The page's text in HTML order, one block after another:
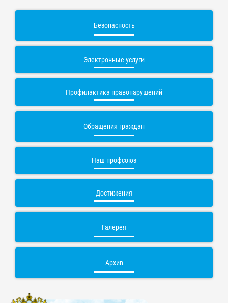
Безопасность
Электронные услуги
Профилактика правонарушений
Обращения граждан
Наш профсоюз
Достижения
Галерея
Архив